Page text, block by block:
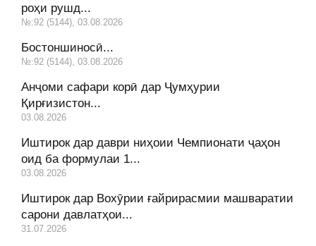
роҳи рушд...
№:92 (5144), 03.08.2026
Бостоншиносӣ...
№:92 (5144), 03.08.2026
Анҷоми сафари корӣ дар Ҷумҳурии
Қирғизистон...
03.08.2026
Иштирок дар даври ниҳоии Чемпионати ҷаҳон
оид ба формулаи 1...
03.08.2026
Иштирок дар Вохӯрии ғайрирасмии машваратии
сарони давлатҳои...
31.07.2026